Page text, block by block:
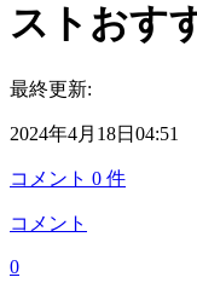
ストおす
最終更新:
2024年4月18日04:51
コメント 0 件
コメント
0